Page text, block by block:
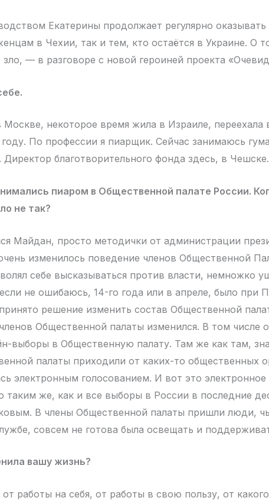
Екатерины продолжает регулярно
в Чехии, так и тем, кто остаётся в Украине. О
— в разговоре с новой героиней проекта
некоторое время жила в Израиле,
году. По профессии я пиарщик. Сейчас занимаюсь
Директор благотворительного фонда здесь, в Чешске.
пиаром в Общественной палате России.
не так?
Майдан, просто методички от администрации
изменилось поведение членов Общественной
себе высказываться против власти, немножко
не ошибаюсь, 14-го года или в апреле, было при
решение изменить состав Общественной
Общественной палаты изменился. В том числе
выборы в Общественную палату. Там же как там,
палаты приходили от каких-то общественных
электронным голосованием. И вот это электронное
таким же, как и все выборы в России в последние
В члены Общественной палаты пришли люди,
совсем не готова была освещать и
вашу жизнь?
работы на себя, от работы в свою пользу, от